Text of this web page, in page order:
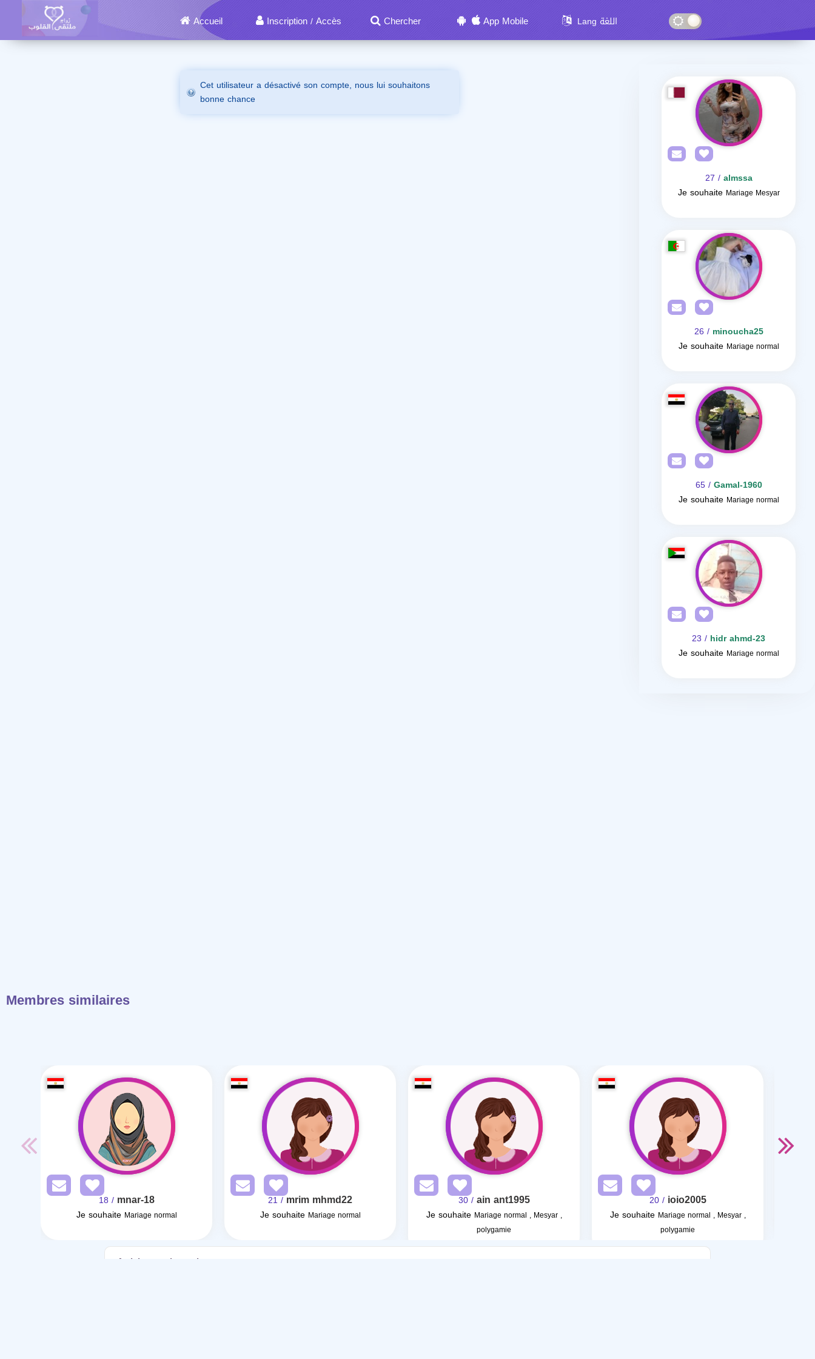
Accueil Inscription / Accès Chercher App Mobile Lang اللغة
Cet utilisateur a désactivé son compte, nous lui souhaitons
bonne chance
almssa
/ 27
Je souhaite Mariage Mesyar
minoucha25
/ 26
Je souhaite Mariage normal
Gamal-1960
/ 65
Je souhaite Mariage normal
hidr ahmd-23
/ 23
Je souhaite Mariage normal
Membres similaires
mnar-18
/ 18
Je souhaite Mariage normal
mrim mhmd22
/ 21
Je souhaite Mariage normal
ain ant1995
/ 30
Je souhaite Mariage normal , Mesyar ,
polygamie
ioio2005
/ 20
Je souhaite Mariage normal , Mesyar ,
polygamie
Articles sur le mariage